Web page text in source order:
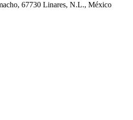
67730 Linares, N.L., México